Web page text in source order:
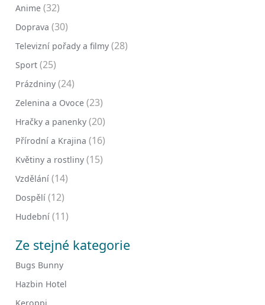
Anime (32)
Doprava (30)
Televizní pořady a filmy (28)
Sport (25)
Prázdniny (24)
Zelenina a Ovoce (23)
Hračky a panenky (20)
Přírodní a Krajina (16)
Květiny a rostliny (15)
Vzdělání (14)
Dospělí (12)
Hudební (11)
Ze stejné kategorie
Bugs Bunny
Hazbin Hotel